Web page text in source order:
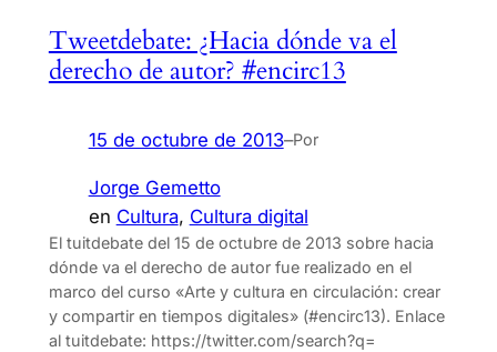
Tweetdebate: ¿Hacia dónde va el
derecho de autor? #encirc13
15 de octubre de 2013–Por
Jorge Gemetto
en Cultura, Cultura digital
El tuitdebate del 15 de octubre de 2013 sobre hacia
dónde va el derecho de autor fue realizado en el
marco del curso «Arte y cultura en circulación: crear
y compartir en tiempos digitales» (#encirc13). Enlace
al tuitdebate: https://twitter.com/search?q=